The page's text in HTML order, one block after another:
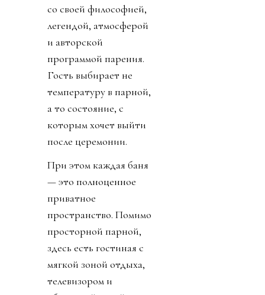
со своей философией,
легендой, атмосферой
и авторской
программой парения.
Гость выбирает не
температуру в парной,
а то состояние, с
которым хочет выйти
после церемонии.
При этом каждая баня
— это полноценное
приватное
пространство. Помимо
просторной парной,
здесь есть гостиная с
мягкой зоной отдыха,
телевизором и